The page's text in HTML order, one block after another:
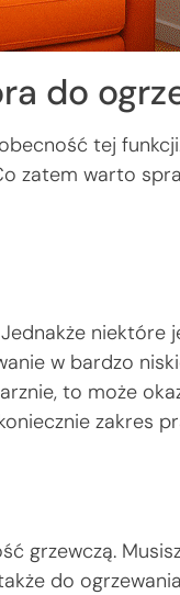
do
tej
zatem warto
niektóre
w bardzo
to może
zakres
grzewczą.
do